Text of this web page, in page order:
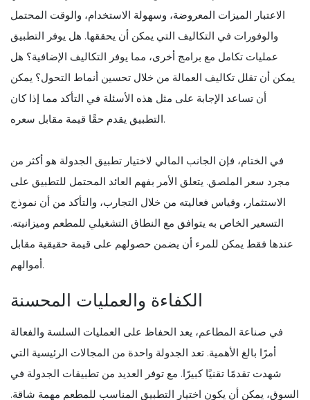
الاعتبار الميزات المعروضة، وسهولة الاستخدام، والوقت المحتمل
والوفورات في التكاليف التي يمكن أن يحققها. هل يوفر التطبيق
عمليات تكامل مع برامج أخرى، مما يوفر التكاليف الإضافية؟ هل
يمكن أن تقلل تكاليف العمالة من خلال تحسين أنماط التحول؟ يمكن
أن تساعد الإجابة على مثل هذه الأسئلة في التأكد مما إذا كان
التطبيق يقدم حقًا قيمة مقابل سعره.
في الختام، فإن الجانب المالي لاختيار تطبيق الجدولة هو أكثر من
مجرد سعر الملصق. يتعلق الأمر بفهم العائد المحتمل للتطبيق على
الاستثمار، وقياس فعاليته من خلال التجارب، والتأكد من أن نموذج
التسعير الخاص به يتوافق مع النطاق التشغيلي للمطعم وميزانيته.
عندها فقط يمكن للمرء أن يضمن حصولهم على قيمة حقيقية مقابل
أموالهم.
الكفاءة والعمليات المحسنة
في صناعة المطاعم، يعد الحفاظ على العمليات السلسة والفعالة
أمرًا بالغ الأهمية. تعد الجدولة واحدة من المجالات الرئيسية التي
شهدت تقدمًا تقنيًا كبيرًا. مع توفر العديد من تطبيقات الجدولة في
السوق، يمكن أن يكون اختيار التطبيق المناسب للمطعم مهمة شاقة.